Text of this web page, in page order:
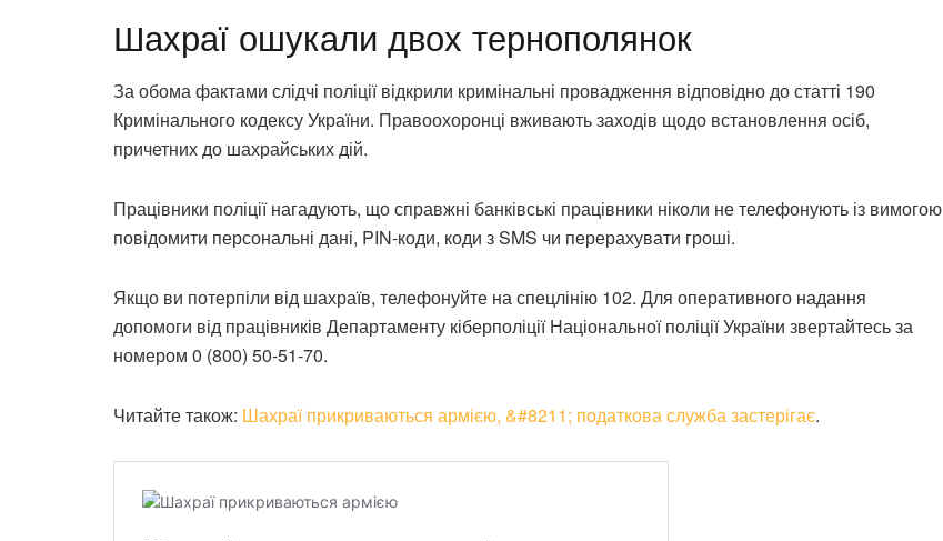
Шахраї ошукали двох тернополянок
За обома фактами слідчі поліції відкрили кримінальні провадження відповідно до статті 190
Кримінального кодексу України. Правоохоронці вживають заходів щодо встановлення осіб,
причетних до шахрайських дій.
Працівники поліції нагадують, що справжні банківські працівники ніколи не телефонують із вимогою
повідомити персональні дані, PIN-коди, коди з SMS чи перерахувати гроші.
Якщо ви потерпіли від шахраїв, телефонуйте на спецлінію 102. Для оперативного надання
допомоги від працівників Департаменту кіберполіції Національної поліції України звертайтесь за
номером 0 (800) 50-51-70.
Читайте також: Шахраї прикриваються армією, &#8211; податкова служба застерігає.